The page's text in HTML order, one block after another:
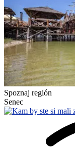
Spoznaj región
Senec